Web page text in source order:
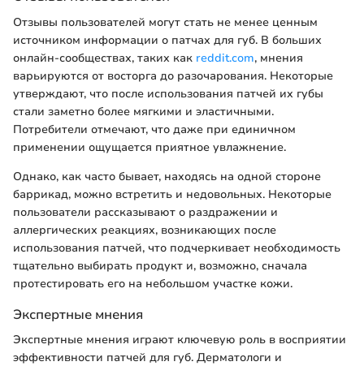
Отзывы пользователей могут стать не менее ценным
источником информации о патчах для губ. В больших
онлайн-сообществах, таких как reddit.com, мнения
варьируются от восторга до разочарования. Некоторые
утверждают, что после использования патчей их губы
стали заметно более мягкими и эластичными.
Потребители отмечают, что даже при единичном
применении ощущается приятное увлажнение.
Однако, как часто бывает, находясь на одной стороне
баррикад, можно встретить и недовольных. Некоторые
пользователи рассказывают о раздражении и
аллергических реакциях, возникающих после
использования патчей, что подчеркивает необходимость
тщательно выбирать продукт и, возможно, сначала
протестировать его на небольшом участке кожи.
Экспертные мнения
Экспертные мнения играют ключевую роль в восприятии
эффективности патчей для губ. Дерматологи и